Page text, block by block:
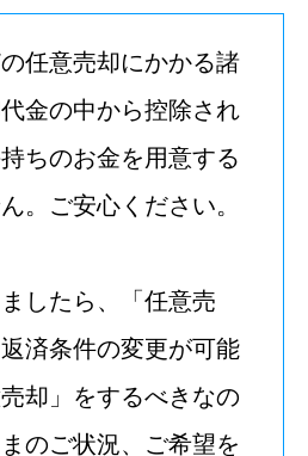
任意売却にかかる諸
金の中から控除され
ちのお金を用意する
。ご安心ください。
したら、「任意売
済条件の変更が可能
却」をするべきなの
のご状況、ご希望を